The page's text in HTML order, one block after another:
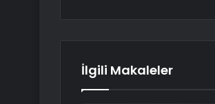
İlgili Makaleler